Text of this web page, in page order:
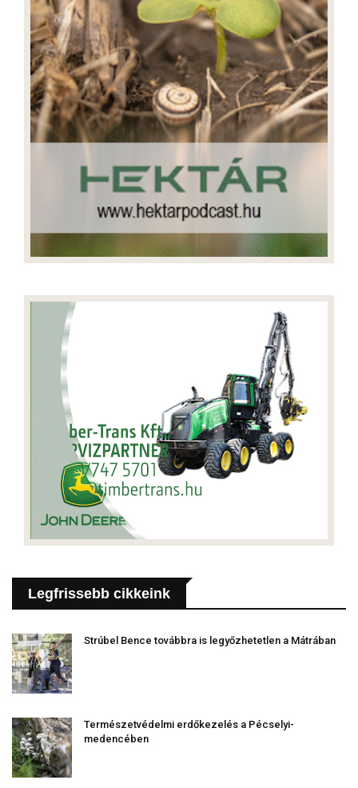
Legfrissebb cikkeink
Strúbel Bence továbbra is legyőzhetetlen a Mátrában
Természetvédelmi erdőkezelés a Pécselyi-
medencében